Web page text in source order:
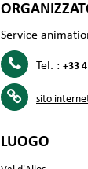
Service
Tel. : +33
sito
LUOGO